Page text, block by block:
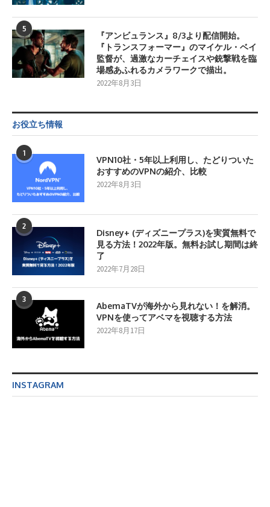
5
『アンビュランス』8/3より配信開始。
『トランスフォーマー』のマイケル・ベイ
監督が、過激なカーチェイスや銃撃戦を臨
場感あふれるカメラワークで描出。
2022年8月3日
お役立ち情報
1
VPN10社・5年以上利用し、たどりついた
おすすめのVPNの紹介、比較
2022年8月3日
2
Disney+ (ディズニープラス)を実質無料で
見る方法！2022年版。無料お試し期間は終
了
2022年7月28日
3
AbemaTVが海外から見れない！を解消。
VPNを使ってアベマを視聴する方法
2022年8月17日
INSTAGRAM